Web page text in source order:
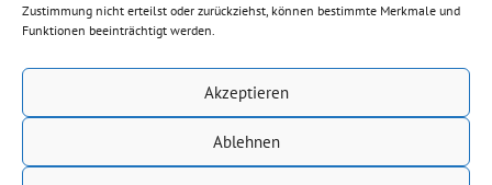
Zustimmung nicht erteilst oder zurückziehst, können bestimmte Merkmale und
Funktionen beeinträchtigt werden.
Akzeptieren
Ablehnen